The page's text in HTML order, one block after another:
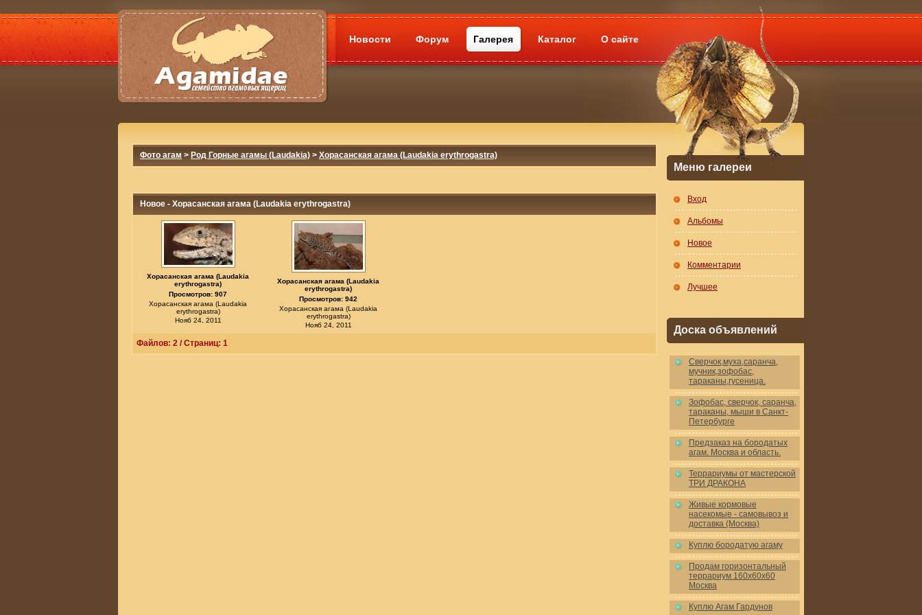
Новости Форум Галерея Каталог О сайте
Фото агам > Род Горные агамы (Laudakia) > Хорасанская агама (Laudakia erythrogastra)
Новое - Хорасанская агама (Laudakia erythrogastra)
Хорасанская агама (Laudakia
erythrogastra)
Просмотров: 907
Хорасанская агама (Laudakia
erythrogastra)
Нояб 24, 2011
Хорасанская агама (Laudakia
erythrogastra)
Просмотров: 942
Хорасанская агама (Laudakia
erythrogastra)
Нояб 24, 2011
Файлов: 2 / Страниц: 1
Меню галереи
Вход
Альбомы
Новое
Комментарии
Лучшее
Доска объявлений
Cверчок,муха,саранча,
мучник,зофобас,
тараканы,гусеница.
Зофобас, сверчок, саранча,
тараканы, мыши в Санкт-
Петербурге
Предзаказ на бородатых
агам. Москва и область.
Террариумы от мастерской
ТРИ ДРАКОНА
Живые кормовые
насекомые - самовывоз и
доставка (Москва)
Куплю бородатую агаму
Продам горизонтальный
террариум 160x60x60
Москва
Куплю Агам Гардунов